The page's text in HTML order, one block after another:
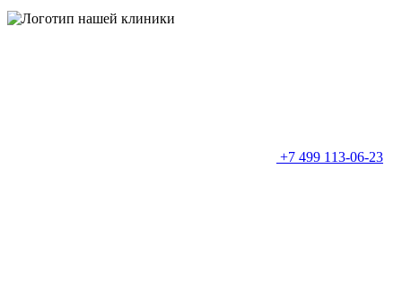
+7 499 113-06-23